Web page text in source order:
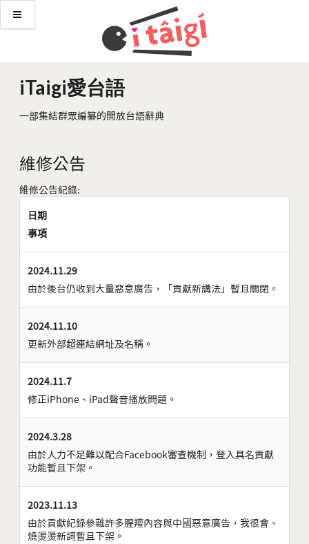
iTaigi愛台語
一部集結群眾編纂的開放台語辭典
維修公告
維修公告紀錄:
日期
事項
2024.11.29
由於後台仍收到大量惡意廣告，「貢獻新講法」暫且關閉。
2024.11.10
更新外部超連結網址及名稱。
2024.11.7
修正iPhone、iPad聲音播放問題。
2024.3.28
由於人力不足難以配合Facebook審查機制，登入具名貢獻
功能暫且下架。
2023.11.13
由於貢獻紀錄參雜許多腥羶內容與中國惡意廣告，我很會、
燒燙燙新詞暫且下架。